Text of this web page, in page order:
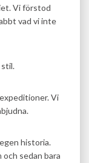
Vi förstod
vad vi inte
stil.
Vi
historia.
sedan bara